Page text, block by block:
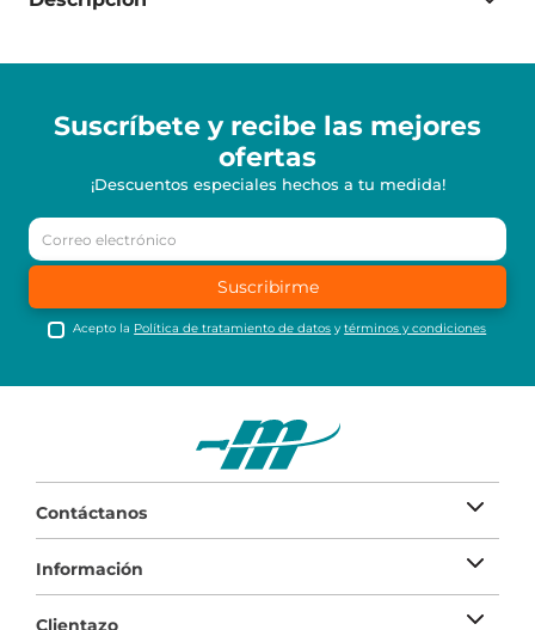
Suscríbete y recibe las mejores
ofertas
¡Descuentos especiales hechos a tu medida!
Suscribirme
Acepto la Política de tratamiento de datos ytérminos y condiciones
Contáctanos
Información
Clientazo